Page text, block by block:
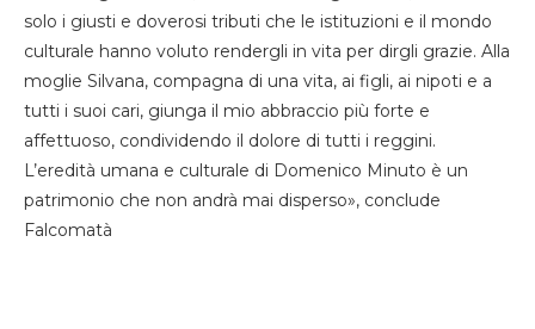
solo i giusti e doverosi tributi che le istituzioni e il mondo
culturale hanno voluto rendergli in vita per dirgli grazie. Alla
moglie Silvana, compagna di una vita, ai figli, ai nipoti e a
tutti i suoi cari, giunga il mio abbraccio più forte e
affettuoso, condividendo il dolore di tutti i reggini.
L’eredità umana e culturale di Domenico Minuto è un
patrimonio che non andrà mai disperso», conclude
Falcomatà